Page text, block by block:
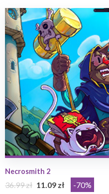
Necrosmith 2
36.99 zł 11.09 zł -70%